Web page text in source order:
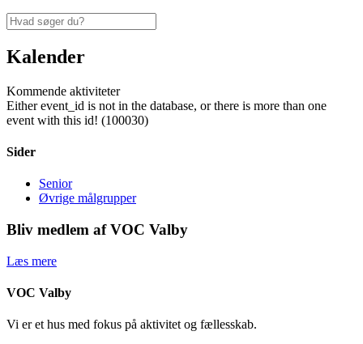
Kalender
Kommende aktiviteter
Either event_id is not in the database, or there is more than one
event with this id! (100030)
Sider
Senior
Øvrige målgrupper
Bliv medlem af VOC Valby
Læs mere
VOC Valby
Vi er et hus med fokus på aktivitet og fællesskab.